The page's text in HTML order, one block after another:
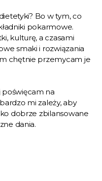
Bo w tym, co
pokarmowe.
kulturę, a czasami
smaki i rozwiązania
chętnie przemycam je
poświęcam na
mi zależy, aby
dobrze zbilansowane
dania.